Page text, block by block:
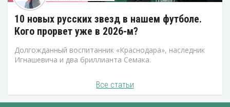
10 новых русских звезд в нашем футболе.
Кого прорвет уже в 2026-м?
Долгожданный воспитанник «Краснодара», наследник
Игнашевича и два бриллианта Семака.
Все статьи